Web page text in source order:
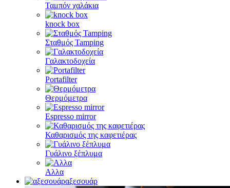
Ταμπόν χαλάκια
knock box
Σταθμός Tamping
Γαλακτοδοχεία
Portafilter
Θερμόμετρα
Espresso mirror
Καθαρισμός της καφετιέρας
Γυάλινο ξέπλυμα
Αλλα
αξεσουάρ